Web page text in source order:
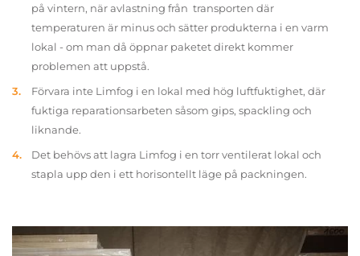
på vintern, när avlastning från transporten där
temperaturen är minus och sätter produkterna i en varm
lokal - om man då öppnar paketet direkt kommer
problemen att uppstå.
Förvara inte Limfog i en lokal med hög luftfuktighet, där
fuktiga reparationsarbeten såsom gips, spackling och
liknande.
Det behövs att lagra Limfog i en torr ventilerat lokal och
stapla upp den i ett horisontellt läge på packningen.